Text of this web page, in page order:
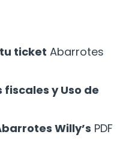
ticket Abarrotes
y Uso de
Willy’s PDF